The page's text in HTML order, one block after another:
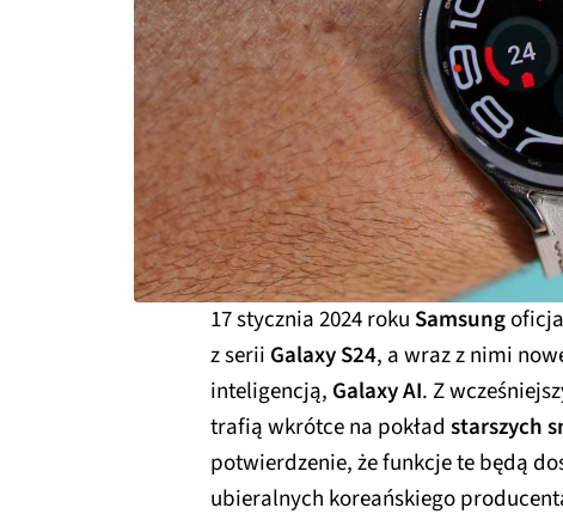
17 stycznia 2024 roku Samsung
z serii Galaxy S24, a wraz z nimi
inteligencją, Galaxy AI. Z
trafią wkrótce na pokład starszych
potwierdzenie, że funkcje te będą
ubieralnych koreańskiego